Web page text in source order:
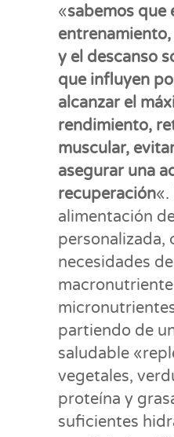
«sabemos que
y el descanso
que influyen
alcanzar el
rendimiento,
muscular,
asegurar una
recuperación«.
alimentación
personalizada,
necesidades de
partiendo de
saludable
vegetales,
proteína y
suficientes